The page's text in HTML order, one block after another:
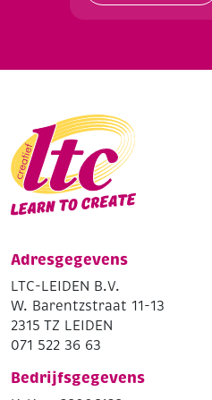
Adresgegevens
LTC-LEIDEN B.V.
W. Barentzstraat 11-13
2315 TZ LEIDEN
071 522 36 63
Bedrijfsgegevens